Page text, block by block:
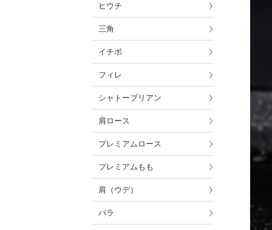
ヒウチ
三角
イチボ
フィレ
シャトーブリアン
肩ロース
プレミアムロース
プレミアムもも
肩（ウデ）
バラ